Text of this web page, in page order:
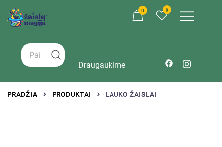
0 0
Draugaukime
PRADŽIA PRODUKTAI LAUKO ŽAISLAI